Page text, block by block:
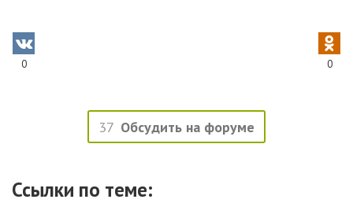
0 0
37 Обсудить на форуме
Ссылки по теме: